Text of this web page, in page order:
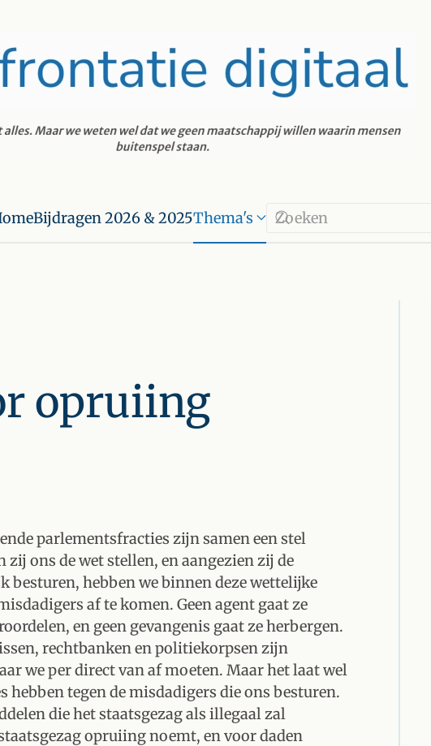
Bijdragen 2026 & 2025Thema's
opruiing
parlementsfracties zijn samen een stel
ons de wet stellen, en aangezien zij de
besturen, hebben we binnen deze wettelijke
af te komen. Geen agent gaat ze
en geen gevangenis gaat ze herbergen.
rechtbanken en politiekorpsen zijn
we per direct van af moeten. Maar het laat wel
hebben tegen de misdadigers die ons besturen.
die het staatsgezag als illegaal zal
opruiing noemt, en voor daden